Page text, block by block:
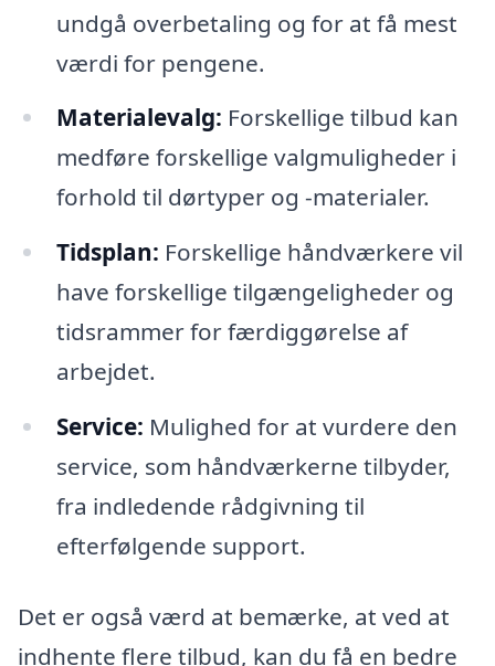
undgå overbetaling og for at få mest
værdi for pengene.
Materialevalg: Forskellige tilbud kan
medføre forskellige valgmuligheder i
forhold til dørtyper og -materialer.
Tidsplan: Forskellige håndværkere vil
have forskellige tilgængeligheder og
tidsrammer for færdiggørelse af
arbejdet.
Service: Mulighed for at vurdere den
service, som håndværkerne tilbyder,
fra indledende rådgivning til
efterfølgende support.
Det er også værd at bemærke, at ved at
indhente flere tilbud, kan du få en bedre